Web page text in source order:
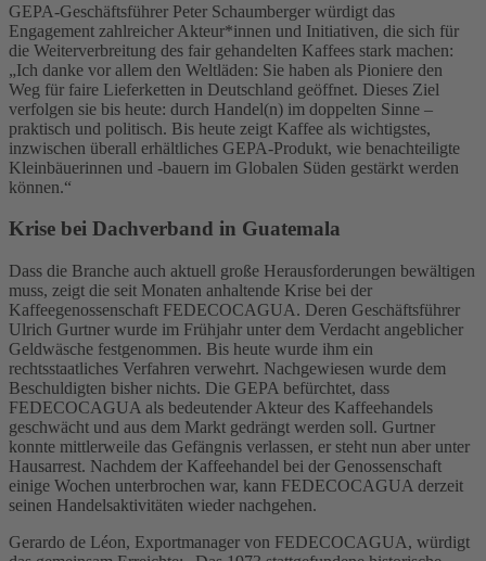
GEPA-Geschäftsführer Peter Schaumberger würdigt das
Engagement zahlreicher Akteur*innen und Initiativen, die sich für
die Weiterverbreitung des fair gehandelten Kaffees stark machen:
„Ich danke vor allem den Weltläden: Sie haben als Pioniere den
Weg für faire Lieferketten in Deutschland geöffnet. Dieses Ziel
verfolgen sie bis heute: durch Handel(n) im doppelten Sinne –
praktisch und politisch. Bis heute zeigt Kaffee als wichtigstes,
inzwischen überall erhältliches GEPA-Produkt, wie benachteiligte
Kleinbäuerinnen und -bauern im Globalen Süden gestärkt werden
können.“
Krise bei Dachverband in Guatemala
Dass die Branche auch aktuell große Herausforderungen bewältigen
muss, zeigt die seit Monaten anhaltende Krise bei der
Kaffeegenossenschaft FEDECOCAGUA. Deren Geschäftsführer
Ulrich Gurtner wurde im Frühjahr unter dem Verdacht angeblicher
Geldwäsche festgenommen. Bis heute wurde ihm ein
rechtsstaatliches Verfahren verwehrt. Nachgewiesen wurde dem
Beschuldigten bisher nichts. Die GEPA befürchtet, dass
FEDECOCAGUA als bedeutender Akteur des Kaffeehandels
geschwächt und aus dem Markt gedrängt werden soll. Gurtner
konnte mittlerweile das Gefängnis verlassen, er steht nun aber unter
Hausarrest. Nachdem der Kaffeehandel bei der Genossenschaft
einige Wochen unterbrochen war, kann FEDECOCAGUA derzeit
seinen Handelsaktivitäten wieder nachgehen.
Gerardo de Léon, Exportmanager von FEDECOCAGUA, würdigt